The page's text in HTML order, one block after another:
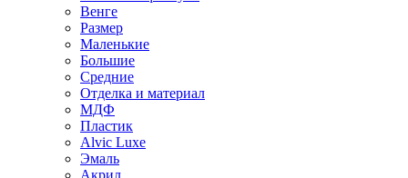
Венге
Размер
Маленькие
Большие
Средние
Отделка и материал
МДФ
Пластик
Alvic Luxe
Эмаль
Акрил